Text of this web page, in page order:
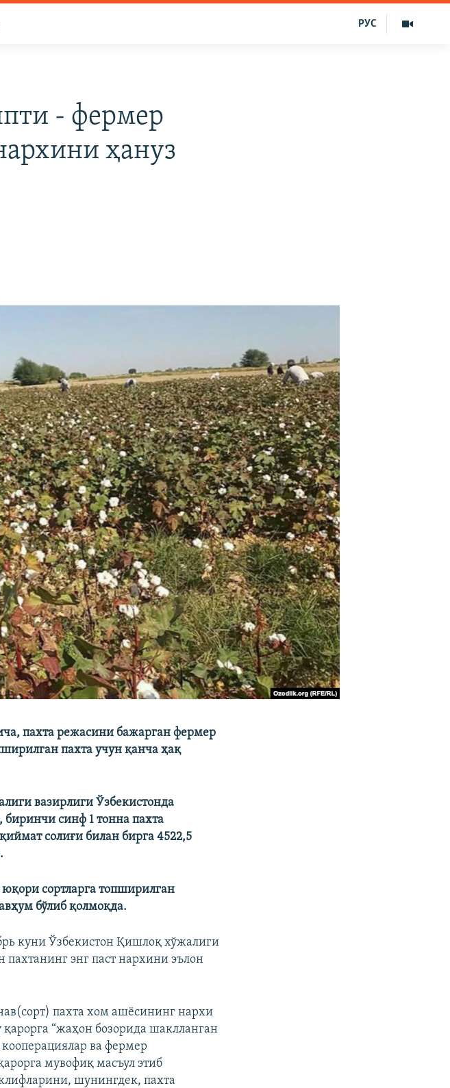
РУС
- фермер
ҳануз
пахта режасини бажарган фермер
пахта учун қанча ҳақ
вазирлиги Ўзбекистонда
синф 1 тонна пахта
солиғи билан бирга 4522,5
сортларга топширилган
бўлиб қолмоқда.
куни Ўзбекистон Қишлоқ хўжалиги
пахтанинг энг паст нархини эълон
пахта хом ашёсининг нархи
“жаҳон бозорида шаклланган
ва фермер
мувофиқ масъул этиб
шунингдек, пахта